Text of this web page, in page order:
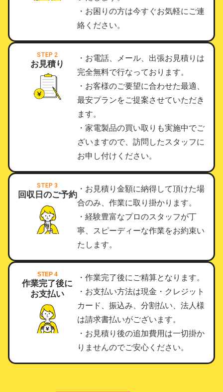
・お困りの方は今すぐお気軽にご連
絡ください。
STEP 2
お見積り
・お電話、メール、出張お見積りは
完全無料で行なっております。
・お客様のご要望に合わせた最適、
最安プランをご提案させていただき
ます。
・家電製品の買い取りも実施中でご
ざいますので、訪問したスタッフに
お申し付けください。
STEP 3
回収日のご予約
・お見積り金額に納得して頂けた場
合のみ、作業に取り掛かります。
・経験豊富なプロのスタッフが丁
寧、スピーディーな作業をお約束い
たします。
STEP 4
作業完了後に
お支払い
・作業完了後にご精算となります。
・お支払い方法は現金・クレジット
カード、振込み、分割払い、法人様
は請求書払いがございます。
・お見積り後の追加費用は一切掛か
りませんのでご安心ください。